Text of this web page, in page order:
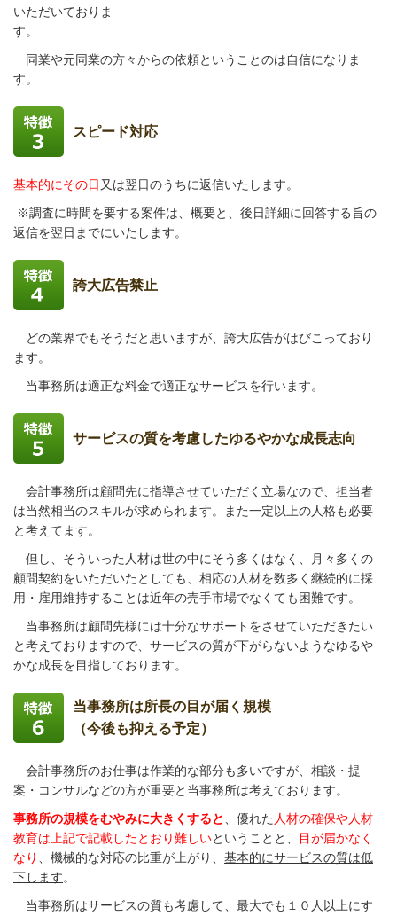
いただいておりま
す。
同業や元同業の方々からの依頼ということのは自信になりま
す。
スピード対応
基本的にその日 又は翌日のうちに返信いたします。
※調査に時間を要する案件は、概要と、後日詳細に回答する旨の
返信を翌日までにいたします。
誇大広告禁止
どの業界でもそうだと思いますが、誇大広告がはびこっており
ます。
当事務所は適正な料金で適正なサービスを行います。
サービスの質を考慮したゆるやかな成長志向
会計事務所は顧問先に指導させていただく立場なので、担当者
は当然相当のスキルが求められます。また一定以上の人格も必要
と考えてます。
但し、そういった人材は世の中にそう多くはなく、月々多くの
顧問契約をいただいたとしても、相応の人材を数多く継続的に採
用・雇用維持することは近年の売手市場でなくても困難です。
当事務所は顧問先様には十分なサポートをさせていただきたい
と考えておりますので、サービスの質が下がらないようなゆるや
かな成長を目指しております。
当事務所は所長の目が届く規模
（今後も抑える予定）
会計事務所のお仕事は作業的な部分も多いですが、相談・提
案・コンサルなどの方が重要と当事務所は考えております。
事務所の規模をむやみに大きくすると
、優れた 人材の確保や人材
教育は上記で記載したとおり難しいということと、
目が届かなく
なり
、機械的な対応の比重が上がり、 基本的にサービスの質は低
下します。
当事務所はサービスの質も考慮して、最大でも１０人以上にす